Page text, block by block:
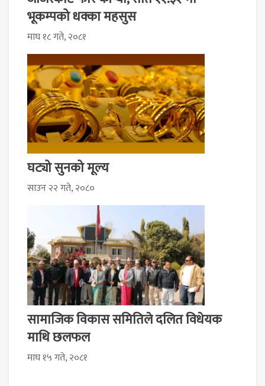
भूकम्पको धक्का महसुस
माघ १८ गते, २०८१
घट्यो सुनको मूल्य
साउन २२ गते, २०८०
सामाजिक विकास समितिले दलित विधेयक
माथि छलफल
माघ १५ गते, २०८१